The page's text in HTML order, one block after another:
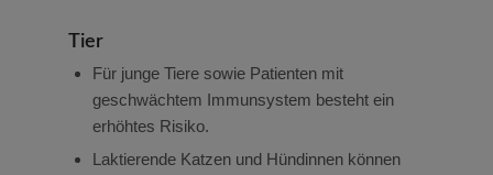
Tier
Für junge Tiere sowie Patienten mit
geschwächtem Immunsystem besteht ein
erhöhtes Risiko.
Laktierende Katzen und Hündinnen können